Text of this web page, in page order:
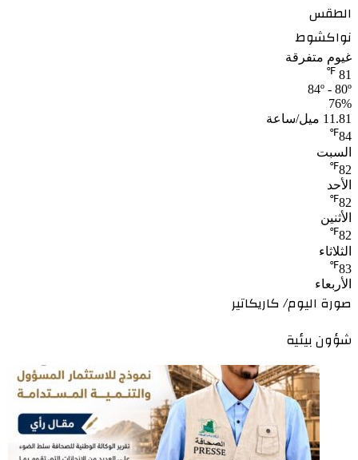
الطقس
نواكشوط
غيوم متفرقة
81
℉
84º - 80º
76%
11.81 ميل/ساعة
84
℉
السبت
82
℉
الأحد
82
℉
الأثنين
82
℉
الثلاثاء
83
℉
الأربعاء
صورة اليوم/ كاريكاتير
شؤون بيئية